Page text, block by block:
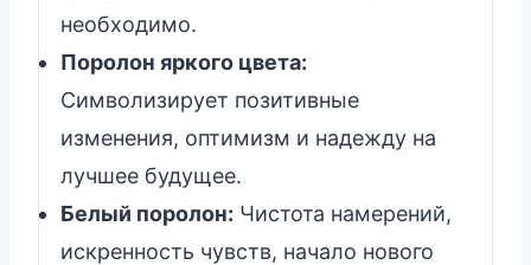
необходимо.
Поролон яркого цвета:
Символизирует позитивные
изменения, оптимизм и надежду на
лучшее будущее.
Белый поролон: Чистота намерений,
искренность чувств, начало нового